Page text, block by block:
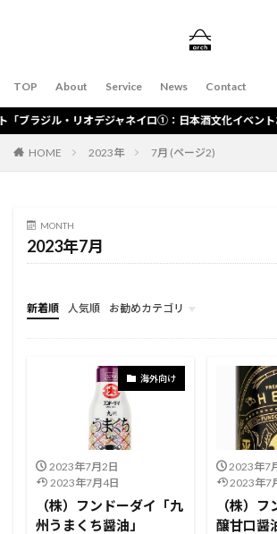
TOP About Service News Contact
ジル・リオデジャネイロ①：日本酒文化イベントおよ
HOME 2023年 7月 (ページ2)
MONTH
2023年7月
新着順 人気順 お勧めカテゴリ
総合
海外向け
2023年7月2日
2023年7月4日
（株）フンドーダイ「九
州うまくち醤油」
2023年7
2023年7
（株）
醸甘口醤